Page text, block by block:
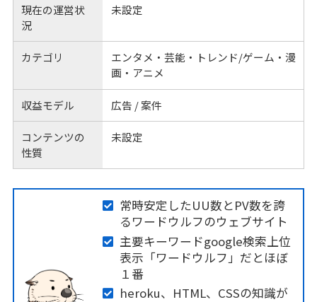
現在の運営状
況
未設定
カテゴリ
エンタメ・芸能・トレンド/ゲーム・漫
画・アニメ
収益モデル 広告 / 案件
コンテンツの
性質
未設定
常時安定したUU数とPV数を誇
るワードウルフのウェブサイト
主要キーワードgoogle検索上位
表示「ワードウルフ」だとほぼ
１番
heroku、HTML、CSSの知識が